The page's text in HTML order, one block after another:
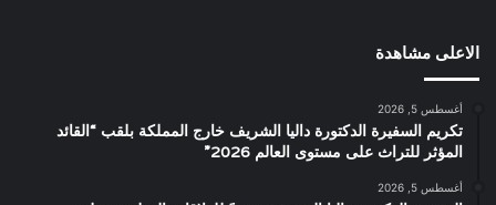
الاعلى مشاهدة
أغسطس 5, 2026
تكريم السفيرة الدكتورة داليا الشريف خارج المملكة بلقب “القائد
المؤثر للتراث على مستوى العالم 2026”
أغسطس 5, 2026